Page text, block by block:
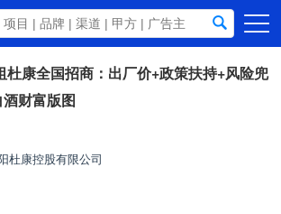
杜康全国招商：出厂价+政策扶持+风险兜
财富版图
杜康控股有限公司